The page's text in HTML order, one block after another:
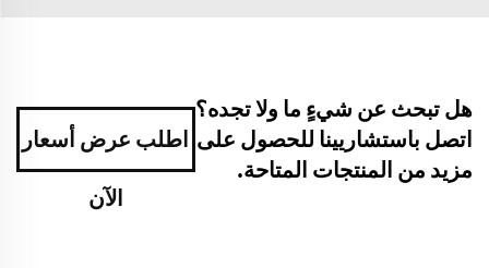
هل تبحث عن شيءٍ ما ولا تجده؟
اتصل باستشاريينا للحصول على
مزيد من المنتجات المتاحة.
اطلب عرض أسعار
الآن